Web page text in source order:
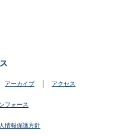
アーカイブ アクセス
フォース
情報保護方針